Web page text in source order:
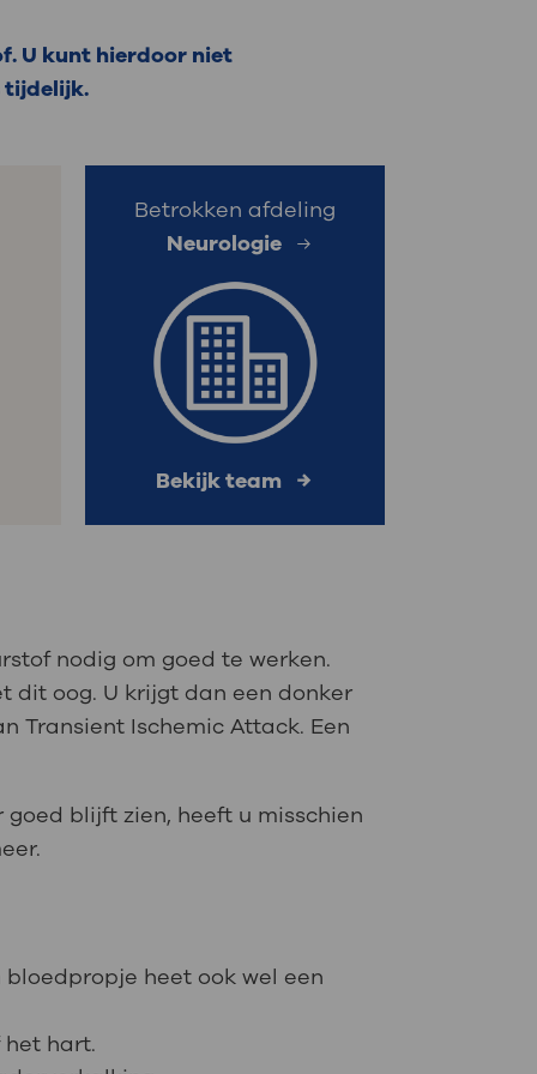
: naar uw dossier
U kunt hierdoor niet
tijdelijk.
Betrokken afdeling
Neurologie
Bekijk team
nodig om goed te werken.
dit oog. U krijgt dan een donker
Transient Ischemic Attack. Een
blijft zien, heeft u misschien
heet ook wel een
hart.